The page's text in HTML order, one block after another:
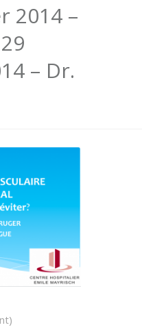
2014 –
– Dr.